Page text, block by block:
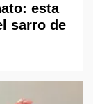
esta
sarro de